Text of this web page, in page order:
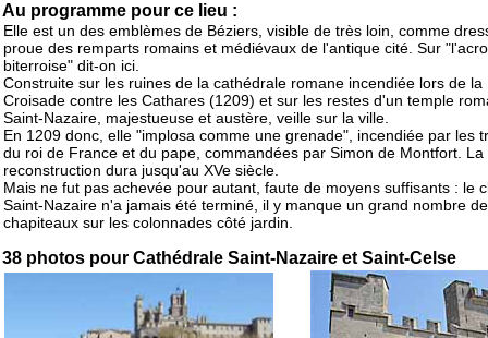
Au programme pour ce lieu :
Elle est un des emblèmes de Béziers, visible de très loin, comme
proue des remparts romains et médiévaux de l'antique cité. Sur
biterroise" dit-on ici.
Construite sur les ruines de la cathédrale romane incendiée lors de la
Croisade contre les Cathares (1209) et sur les restes d'un temple
Saint-Nazaire, majestueuse et austère, veille sur la ville.
En 1209 donc, elle "implosa comme une grenade", incendiée par les
du roi de France et du pape, commandées par Simon de Montfort. La
reconstruction dura jusqu'au XVe siècle.
Mais ne fut pas achevée pour autant, faute de moyens suffisants : le
Saint-Nazaire n'a jamais été terminé, il y manque un grand nombre de
chapiteaux sur les colonnades côté jardin.
38 photos pour Cathédrale Saint-Nazaire et Saint-Celse